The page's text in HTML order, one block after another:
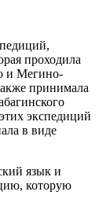
проходила
и Мегино-
принимала
экспедиций
в виде
язык и
которую